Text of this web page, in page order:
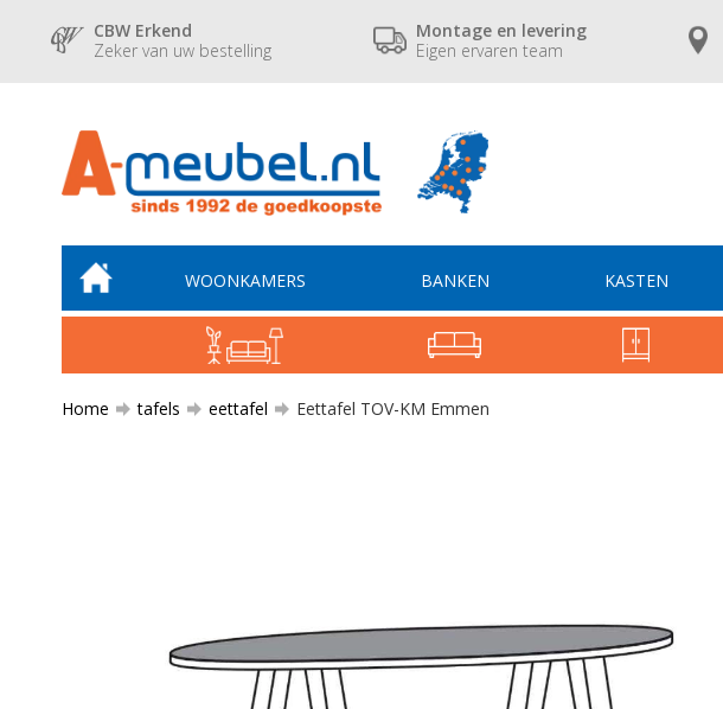
CBW Erkend
Zeker van uw bestelling
Montage en levering
Eigen ervaren team
WOONKAMERS BANKEN KASTEN
Home tafels eettafel Eettafel TOV-KM Emmen